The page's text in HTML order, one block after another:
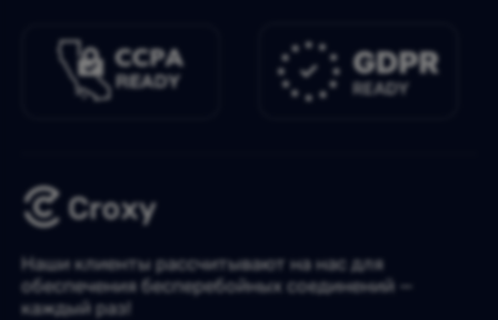
Наши клиенты рассчитывают на нас для
обеспечения бесперебойных соединений —
каждый раз!